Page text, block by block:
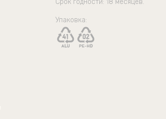
Упаковка: